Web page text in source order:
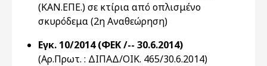
(ΚΑΝ.ΕΠΕ.) σε κτίρια από οπλισμένο
σκυρόδεμα (2η Αναθεώρηση)
Εγκ. 10/2014 (ΦΕΚ /-- 30.6.2014)
(Αρ.Πρωτ. : ΔΙΠΑΔ/OIK. 465/30.6.2014)